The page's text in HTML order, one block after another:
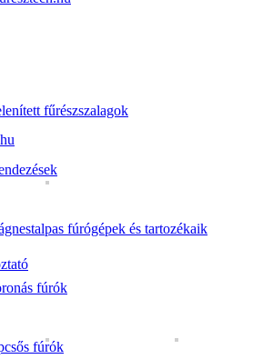
fűrészszalagok
fúrógépek és tartozékaik
fúrók
fúrók